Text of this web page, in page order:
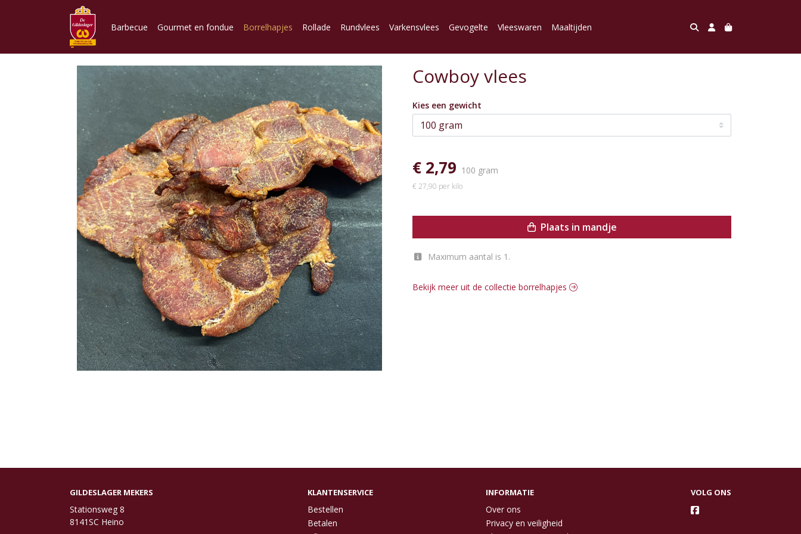
Barbecue Gourmet en fondue Borrelhapjes Rollade Rundvlees Varkensvlees Gevogelte Vleeswaren Maaltijden
Cowboy vlees
Kies een gewicht
€ 2,79 100 gram
€ 27,90 per kilo
Plaats in mandje
Maximum aantal is 1.
Bekijk meer uit de collectie borrelhapjes
GILDESLAGER MEKERS
Stationsweg 8
8141SC Heino
KLANTENSERVICE
Bestellen
Betalen
INFORMATIE
Over ons
Privacy en veiligheid
VOLG ONS